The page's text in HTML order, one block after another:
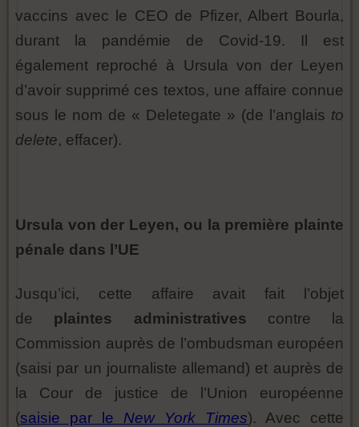
vaccins avec le CEO de Pfizer, Albert Bourla,
durant la pandémie de Covid-19. Il est
également reproché à Ursula von der Leyen
d’avoir supprimé ces textos, une affaire connue
sous le nom de « Deletegate » (de l’anglais to
delete, effacer).
Ursula von der Leyen, ou la première plainte
pénale dans l’UE
Jusqu’ici, cette affaire avait fait l’objet
de plaintes administratives contre la
Commission auprès de l’ombudsman européen
(saisi par un journaliste allemand) et auprès de
la Cour de justice de l’Union européenne
(saisie par le New York Times). Avec cette